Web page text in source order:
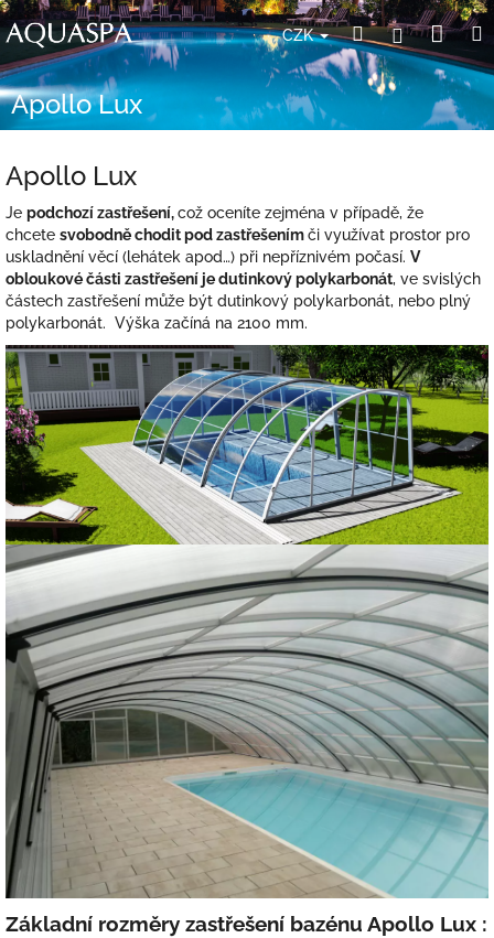
Přejít
na
obsah
CZK HledatPřihlášení
Apollo Lux
Apollo Lux
Je podchozí zastřešení,což oceníte zejména v případě, že
chcete svobodně chodit pod zastřešenímči využívat prostor pro
uskladnění věcí (lehátek apod…) při nepříznivém počasí. V
obloukové části zastřešení je dutinkový polykarbonát, ve svislých
částech zastřešení může být dutinkový polykarbonát, nebo plný
polykarbonát. Výška začíná na 2100 mm.
Základní rozměry zastřešení bazénu Apollo Lux :